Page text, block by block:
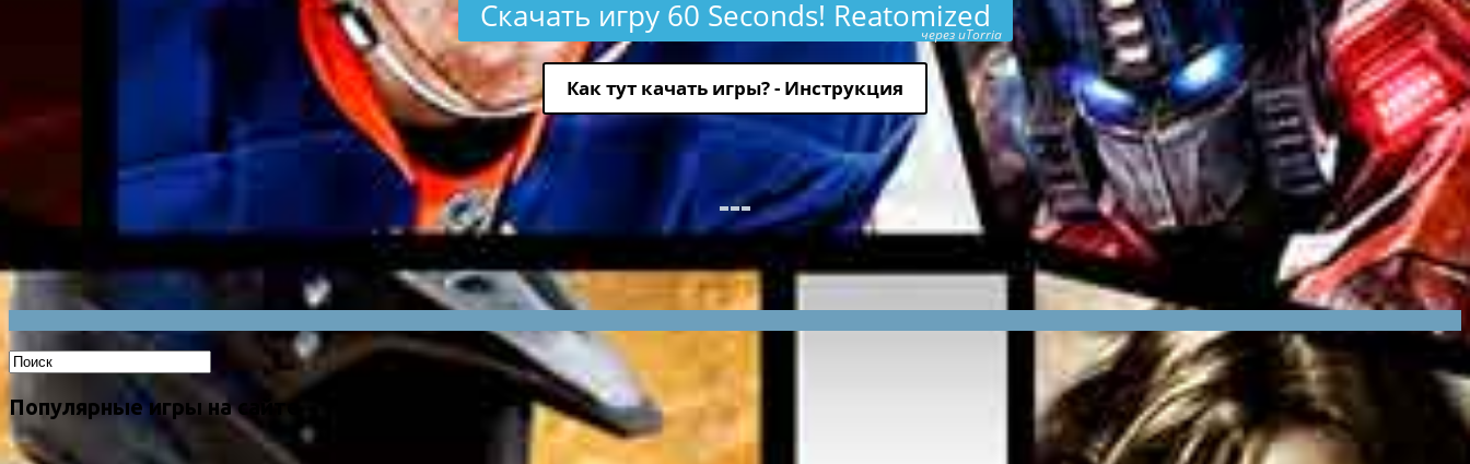
Скачать игру 60 Seconds! Reatomized
через uTorria
Как тут качать игры? - Инструкция
Популярные игры на сайте